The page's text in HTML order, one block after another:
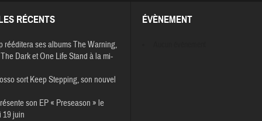
RÉCENTS
rééditera ses albums The Warning,
Dark et One Life Stand à la mi-
sort Keep Stepping, son nouvel
son EP « Preseason » le
19 juin
ÉVÈNEMENT